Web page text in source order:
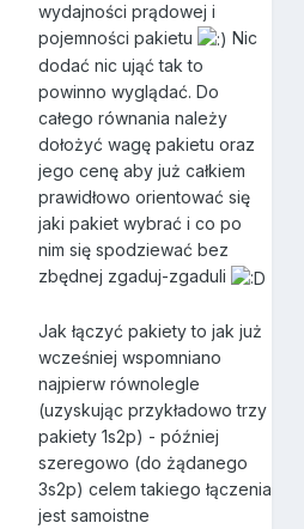
wydajności prądowej i
pojemności pakietu
Nic
dodać nic ująć tak to
powinno wyglądać. Do
całego równania należy
dołożyć wagę pakietu oraz
jego cenę aby już całkiem
prawidłowo orientować się
jaki pakiet wybrać i co po
nim się spodziewać bez
zbędnej zgaduj-zgaduli
Jak łączyć pakiety to jak już
wcześniej wspomniano
najpierw równolegle
(uzyskując przykładowo trzy
pakiety 1s2p) - później
szeregowo (do żądanego
3s2p) celem takiego łączenia
jest samoistne